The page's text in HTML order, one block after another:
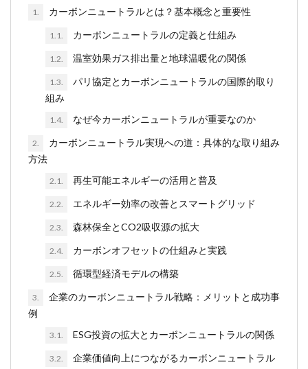
1. カーボンニュートラルとは？基本概念と重要性
1.1. カーボンニュートラルの定義と仕組み
1.2. 温室効果ガス排出量と地球温暖化の関係
1.3.
パリ協定とカーボンニュートラルの国際的取り
組み
1.4. なぜ今カーボンニュートラルが重要なのか
2.
カーボンニュートラル実現への道：具体的な取り組み
方法
2.1. 再生可能エネルギーの活用と普及
2.2. エネルギー効率の改善とスマートグリッド
2.3. 森林保全とCO2吸収源の拡大
2.4. カーボンオフセットの仕組みと実践
2.5. 循環型経済モデルの構築
3.
企業のカーボンニュートラル戦略：メリットと成功事
例
3.1. ESG投資の拡大とカーボンニュートラルの関係
3.2. 企業価値向上につながるカーボンニュートラル